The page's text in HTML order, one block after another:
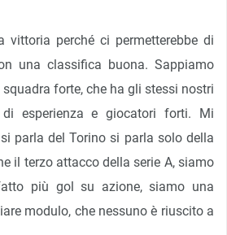
vittoria perché ci permetterebbe di
una classifica buona. Sappiamo
forte, che ha gli stessi nostri
esperienza e giocatori forti. Mi
parla del Torino si parla solo della
il terzo attacco della serie A, siamo
più gol su azione, siamo una
modulo, che nessuno è riuscito a